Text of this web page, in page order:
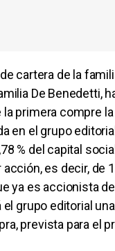
cartera de la
De Benedetti,
la primera compre
en el grupo
% del capital
acción, es decir, de
ya es accionista
el grupo editorial
prevista para el